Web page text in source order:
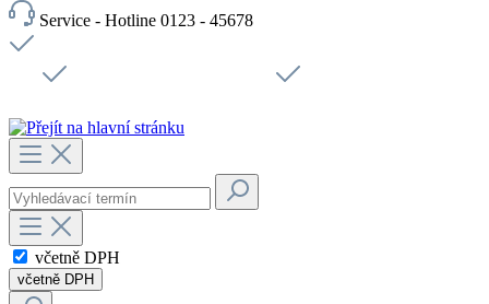
Service - Hotline 0123 - 45678
včetně DPH
včetně DPH